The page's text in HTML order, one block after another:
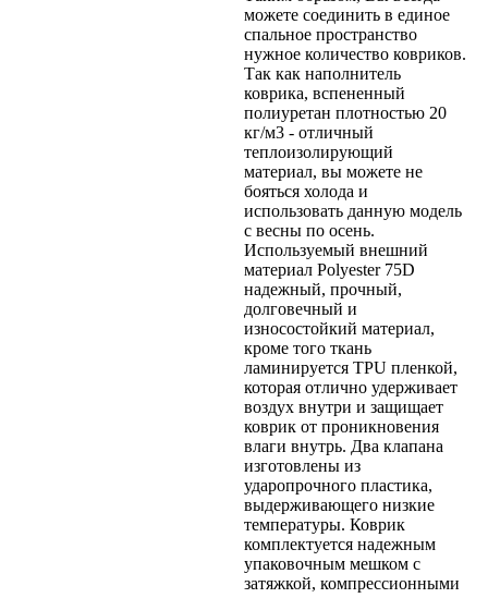
можете соединить в единое
спальное пространство
нужное количество ковриков.
Так как наполнитель
коврика, вспененный
полиуретан плотностью 20
кг/м3 - отличный
теплоизолирующий
материал, вы можете не
бояться холода и
использовать данную модель
с весны по осень.
Используемый внешний
материал Polyester 75D
надежный, прочный,
долговечный и
износостойкий материал,
кроме того ткань
ламинируется TPU пленкой,
которая отлично удерживает
воздух внутри и защищает
коврик от проникновения
влаги внутрь. Два клапана
изготовлены из
ударопрочного пластика,
выдерживающего низкие
температуры. Коврик
комплектуется надежным
упаковочным мешком с
затяжкой, компрессионными